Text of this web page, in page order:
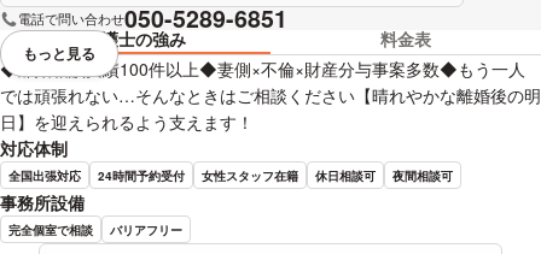
電話で問い合わせ050-5289-6851
弁護士の強み
料金表
◆離婚相談実績100件以上◆妻側×不倫×財産分与事案多数◆もう一人
では頑張れない…そんなときはご相談ください【晴れやかな離婚後の明
日】を迎えられるよう支えます！
対応体制
全国出張対応 24時間予約受付 女性スタッフ在籍 休日相談可 夜間相談可
事務所設備
完全個室で相談 バリアフリー
視覚的に省略されている要素を
もっと見る